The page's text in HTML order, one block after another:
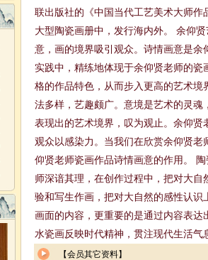
联出版社的《中国当代工艺美术大师
大型陶瓷画册中，发行海内外。 余仰
意，画的境界吸引观众。诗情画意是
实践中，精练地体现于余仰贤老师的
格的作品特色，从而步入更高的艺术
法多样，艺趣颇广。意境是艺术的灵
表现出的艺术境界，叹为观止。余仰
观众以感染力。当我们在欣赏余仰贤
仰贤老师瓷画作品诗情画意的作用。
师深谙其理，在创作过程中，把对大
验和写生作画，把对大自然的感性认
画面的内容，更重要的是通过内容表
水瓷画反映时代精神，贯注现代生活气
【会员其它资料】